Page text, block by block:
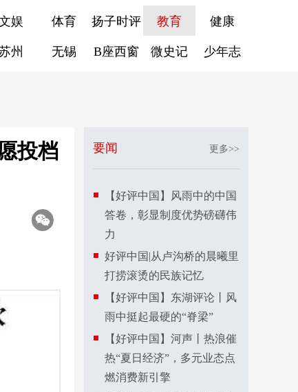
娱 体育 扬子时评 教育 健康
州 无锡 B座西窗 微史记 少年志
投档
要闻 更多>>
【好评中国】风雨中的中国
答卷，彰显制度优势磅礴伟
力
好评中国|从卢沟桥的晨曦里
打捞滚烫的民族记忆
【好评中国】东湖评论丨风
雨中挺起最硬的“脊梁”
【好评中国】河声丨热浪催
热“夏日经济”，多元业态点
燃消费新引擎